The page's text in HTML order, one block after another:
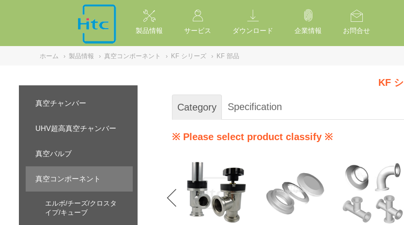
製品情報 サービス ダウンロード 企業情報 お問合せ
ホーム › 製品情報 › 真空コンポーネント › KF シリーズ › KF 部品
真空チャンバー
UHV超高真空チャンバー
真空バルブ
真空コンポーネント
エルボ/チーズ/クロスタ
イプ/キューブ
KF
Category Specification
※ Please select product classify ※